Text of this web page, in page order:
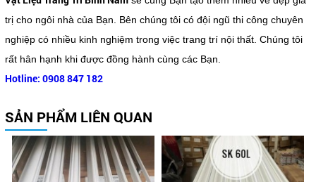
trị cho ngôi nhà của Bạn. Bên chúng tôi có đội ngũ thi công chuyên
nghiệp có nhiều kinh nghiệm trong việc trang trí nội thất. Chúng tôi
rất hân hạnh khi được đồng hành cùng các Bạn.
Hotline: 0908 847 182
SẢN PHẨM LIÊN QUAN